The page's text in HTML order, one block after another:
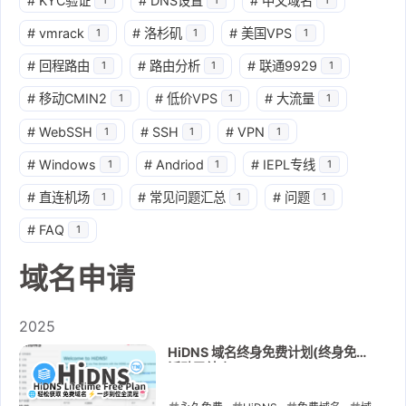
# vmrack 1 # 洛杉矶 1 # 美国VPS 1
# 回程路由 1 # 路由分析 1 # 联通9929 1
# 移动CMIN2 1 # 低价VPS 1 # 大流量 1
# WebSSH 1 # SSH 1 # VPN 1
# Windows 1 # Andriod 1 # IEPL专线 1
# 直连机场 1 # 常见问题汇总 1 # 问题 1
# FAQ 1
域名申请
2025
HiDNS 域名终身免费计划(终身免费